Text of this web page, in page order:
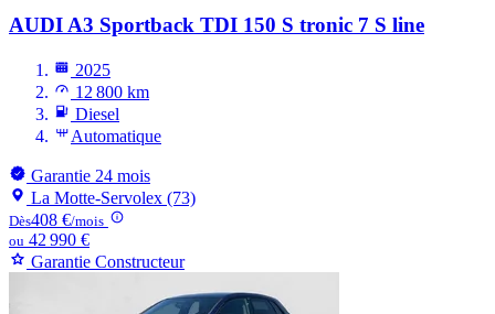
AUDI A3 Sportback TDI 150 S tronic 7 S line
2025
12 800 km
Diesel
Automatique
Garantie 24 mois
La Motte-Servolex (73)
Dès408 €/mois
ou 42 990 €
Garantie Constructeur